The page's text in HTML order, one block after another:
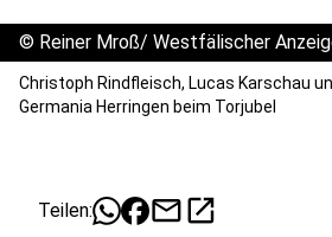
© Reiner Mroß/ Westfälischer
Christoph Rindfleisch, Lucas Karschau
Germania Herringen beim Torjubel
Teilen: mailopen_in_new